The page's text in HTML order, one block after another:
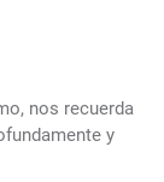
nos recuerda
y